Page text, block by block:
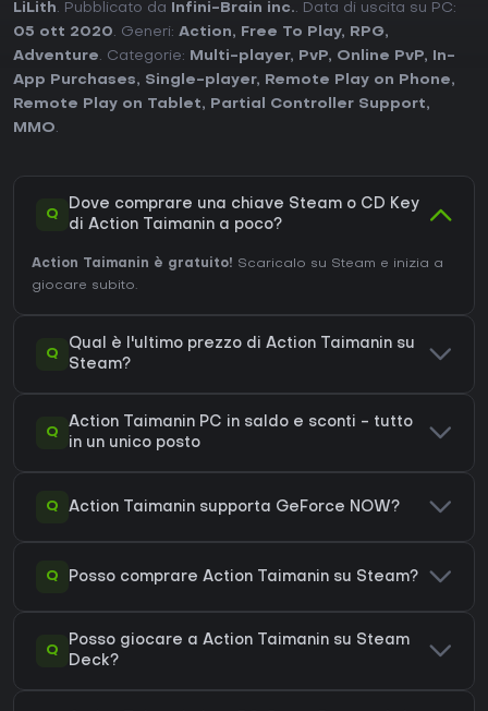
LiLith. Pubblicato da Infini-Brain inc.. Data di uscita su PC:
05 ott 2020. Generi: Action, Free To Play, RPG,
Adventure. Categorie: Multi-player, PvP, Online PvP,
In-
App Purchases, Single-player, Remote Play on Phone,
Remote Play on Tablet, Partial Controller Support,
MMO.
Q
Dove comprare una chiave Steam o CD Key
di Action Taimanin a poco?
Action Taimanin è gratuito! Scaricalo su Steam e inizia a
giocare subito.
Q
Qual è l'ultimo prezzo di Action Taimanin su
Steam?
Q
Action Taimanin PC in saldo e sconti - tutto
in un unico posto
Q Action Taimanin supporta GeForce NOW?
Q Posso comprare Action Taimanin su Steam?
Q
Posso giocare a Action Taimanin su Steam
Deck?